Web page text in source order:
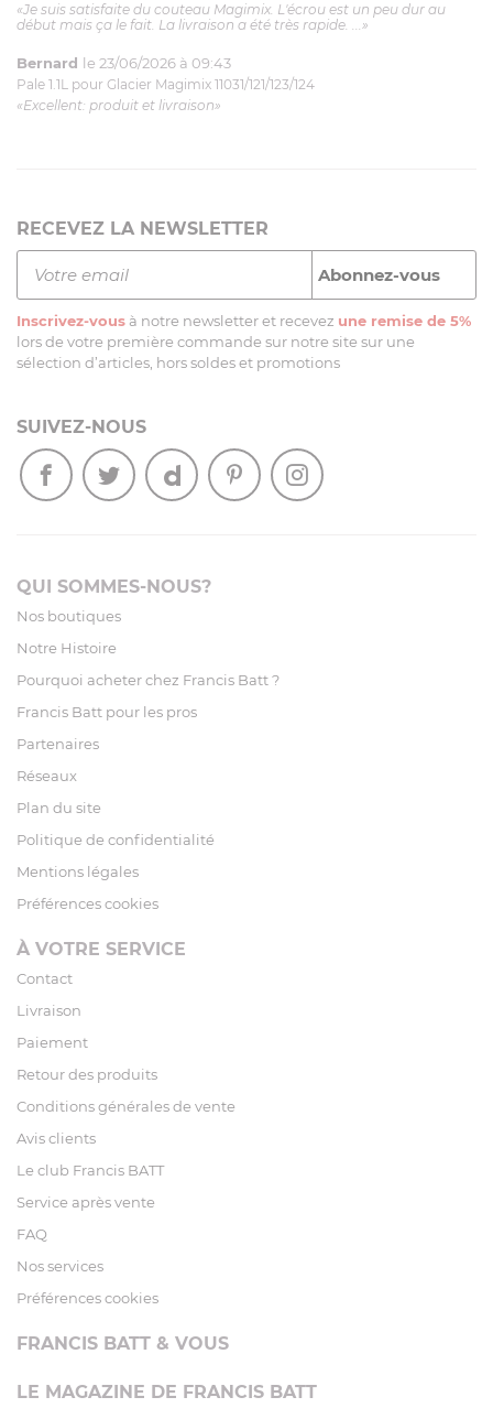
«Je suis satisfaite du couteau Magimix. L'écrou est un peu dur au
début mais ça le fait. La livraison a été très rapide. ...»
Bernard le 23/06/2026 à 09:43
Pale 1.1L pour Glacier Magimix 11031/121/123/124
«Excellent: produit et livraison»
RECEVEZ LA NEWSLETTER
Inscrivez-vous à notre newsletter et recevez une remise de 5%
lors de votre première commande sur notre site sur une
sélection d’articles, hors soldes et promotions
SUIVEZ-NOUS
QUI SOMMES-NOUS?
Nos boutiques
Notre Histoire
Pourquoi acheter chez Francis Batt ?
Francis Batt pour les pros
Partenaires
Réseaux
Plan du site
Politique de confidentialité
Mentions légales
Préférences cookies
À VOTRE SERVICE
Contact
Livraison
Paiement
Retour des produits
Conditions générales de vente
Avis clients
Le club Francis BATT
Service après vente
FAQ
Nos services
Préférences cookies
FRANCIS BATT & VOUS
LE MAGAZINE DE FRANCIS BATT